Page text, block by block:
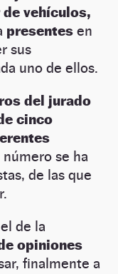
vehículos,
presentes en
sus
uno de ellos.
del jurado
cinco
se ha
de las que
de la
opiniones
finalmente a